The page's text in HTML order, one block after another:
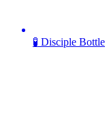
🧪 Disciple Bottle